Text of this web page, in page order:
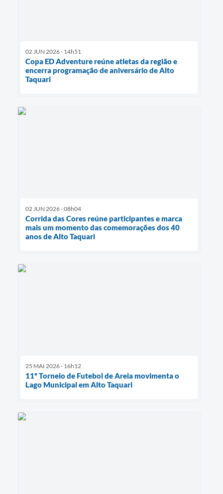
02 JUN 2026 - 14h51
Copa ED Adventure reúne atletas da região e
encerra programação de aniversário de Alto
Taquari
02 JUN 2026 - 08h04
Corrida das Cores reúne participantes e marca
mais um momento das comemorações dos 40
anos de Alto Taquari
25 MAI 2026 - 16h12
11º Torneio de Futebol de Areia movimenta o
Lago Municipal em Alto Taquari